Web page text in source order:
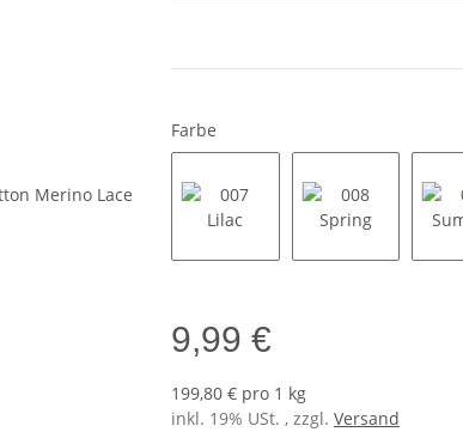
Farbe
9,99 €
199,80 € pro 1 kg
inkl. 19% USt. , zzgl. Versand